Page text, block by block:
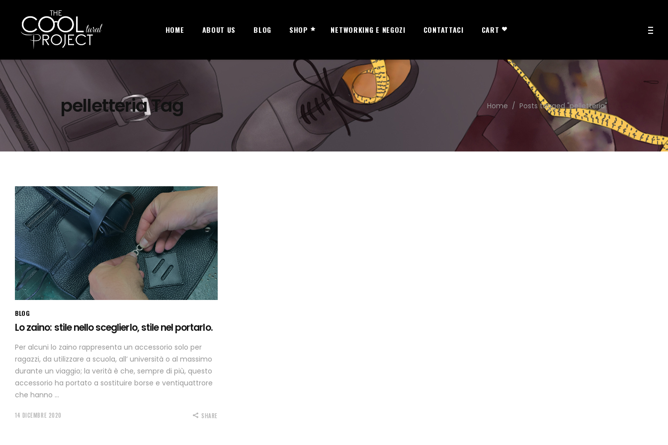
HOME ABOUT US BLOG SHOP NETWORKING E NEGOZI CONTATTACI CART
pelletteria Tag Home / Posts tagged "pelletteria"
BLOG
Lo zaino: stile nello sceglierlo, stile nel portarlo.
Per alcuni lo zaino rappresenta un accessorio solo per
ragazzi, da utilizzare a scuola, all’ università o al massimo
durante un viaggio; la verità è che, sempre di più, questo
accessorio ha portato a sostituire borse e ventiquattrore
che hanno
14 DICEMBRE 2020 SHARE